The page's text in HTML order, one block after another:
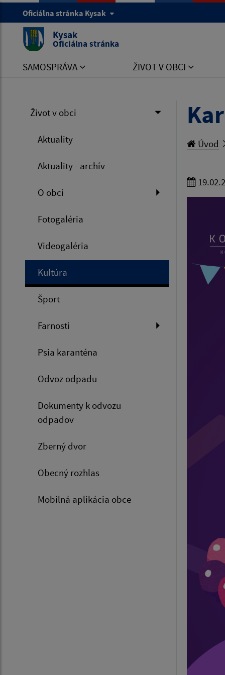
Oficiálna stránka Kysak
Kysak
Oficiálna stránka
SAMOSPRÁVA ŽIVOT V OBCI
Život v obci
Aktuality
Aktuality - archív
O obci
Fotogaléria
Videogaléria
Kultúra
Šport
Farnosti
Psia karanténa
Odvoz odpadu
Dokumenty k odvozu
odpadov
Zberný dvor
Obecný rozhlas
Mobilná aplikácia obce
Úvod